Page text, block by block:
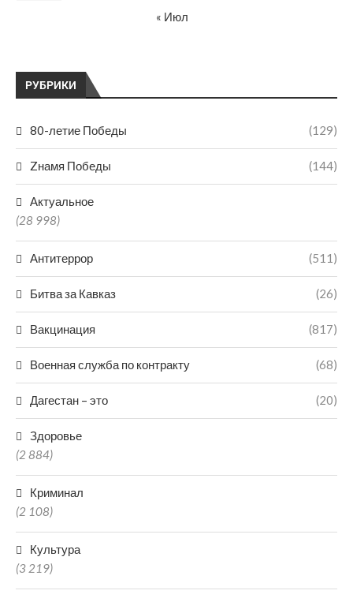
РУБРИКИ
80-летие Победы (129)
Zнамя Победы (144)
Актуальное
(28 998)
Антитеррор (511)
Битва за Кавказ (26)
Вакцинация (817)
Военная служба по контракту (68)
Дагестан – это (20)
Здоровье
(2 884)
Криминал
(2 108)
Культура
(3 219)
« Июл